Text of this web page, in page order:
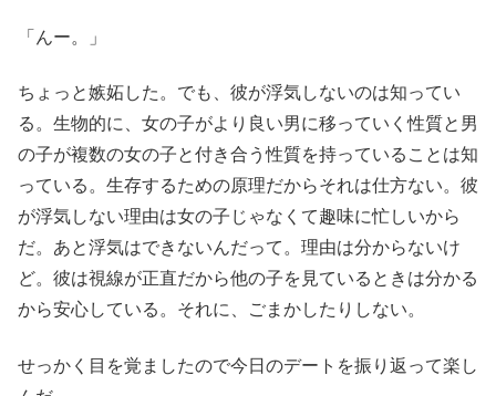
「んー。」
ちょっと嫉妬した。でも、彼が浮気しないのは知ってい
る。生物的に、女の子がより良い男に移っていく性質と男
の子が複数の女の子と付き合う性質を持っていることは知
っている。生存するための原理だからそれは仕方ない。彼
が浮気しない理由は女の子じゃなくて趣味に忙しいから
だ。あと浮気はできないんだって。理由は分からないけ
ど。彼は視線が正直だから他の子を見ているときは分かる
から安心している。それに、ごまかしたりしない。
せっかく目を覚ましたので今日のデートを振り返って楽し